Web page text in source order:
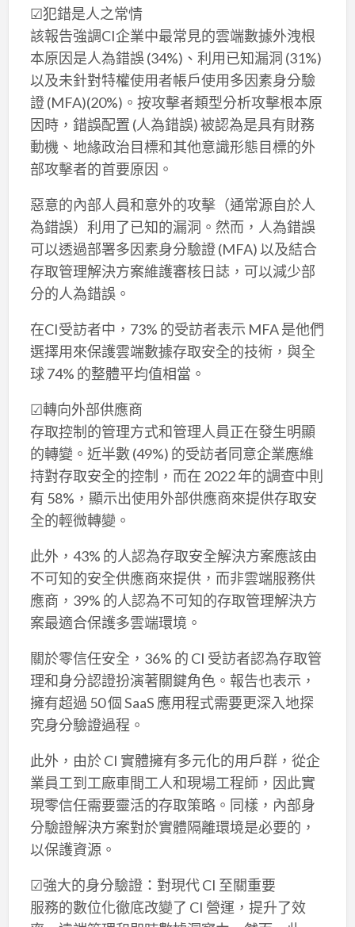
☑犯錯是人之常情
該報告強調CI企業中最常見的雲端數據外洩根
本原因是人為錯誤 (34%)、利用已知漏洞 (31%)
以及未針對特權使用者帳戶使用多因素身分驗
證 (MFA)(20%)。按攻擊者類型分析攻擊根本原
因時，錯誤配置 (人為錯誤) 被認為是具有財務
動機、地緣政治目標和其他意識形態目標的外
部攻擊者的首要原因。
惡意的內部人員和意外的攻擊（通常源自於人
為錯誤）利用了已知的漏洞。然而，人為錯誤
可以透過部署多因素身分驗證 (MFA) 以及結合
存取管理解決方案維護審核日誌，可以減少部
分的人為錯誤。
在CI受訪者中，73% 的受訪者表示 MFA 是他們
選擇用來保護雲端數據存取安全的技術，與全
球 74% 的整體平均值相當。
☑轉向外部供應商
存取控制的管理方式和管理人員正在發生明顯
的轉變。近半數 (49%) 的受訪者同意企業應維
持對存取安全的控制，而在 2022 年的調查中則
有 58%，顯示出使用外部供應商來提供存取安
全的輕微轉變。
此外，43% 的人認為存取安全解決方案應該由
不可知的安全供應商來提供，而非雲端服務供
應商，39% 的人認為不可知的存取管理解決方
案最適合保護多雲端環境。
關於零信任安全，36% 的 CI 受訪者認為存取管
理和身分認證扮演著關鍵角色。報告也表示，
擁有超過 50 個 SaaS 應用程式需要更深入地探
究身分驗證過程。
此外，由於 CI 實體擁有多元化的用戶群，從企
業員工到工廠車間工人和現場工程師，因此實
現零信任需要靈活的存取策略。同樣，內部身
分驗證解決方案對於實體隔離環境是必要的，
以保護資源。
☑強大的身分驗證：對現代 CI 至關重要
服務的數位化徹底改變了 CI 營運，提升了效